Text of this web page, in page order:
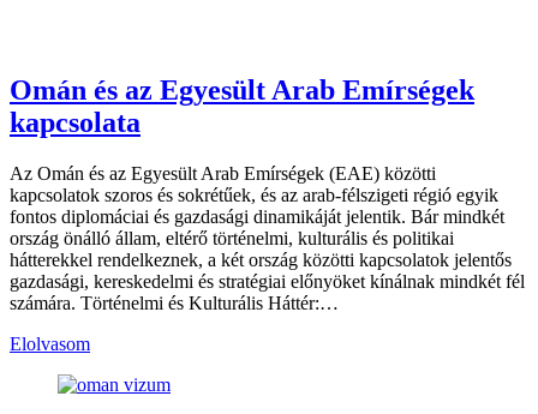
Omán és az Egyesült Arab Emírségek
kapcsolata
Az Omán és az Egyesült Arab Emírségek (EAE) közötti
kapcsolatok szoros és sokrétűek, és az arab-félszigeti régió egyik
fontos diplomáciai és gazdasági dinamikáját jelentik. Bár mindkét
ország önálló állam, eltérő történelmi, kulturális és politikai
hátterekkel rendelkeznek, a két ország közötti kapcsolatok jelentős
gazdasági, kereskedelmi és stratégiai előnyöket kínálnak mindkét fél
számára. Történelmi és Kulturális Háttér:…
Elolvasom